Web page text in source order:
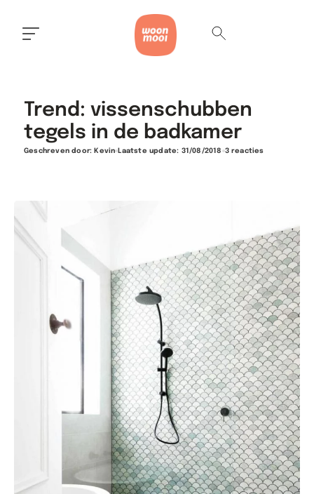
Trend: vissenschubben
tegels in de badkamer
Geschreven door: Kevin Laatste update: 31/08/2018 3 reacties